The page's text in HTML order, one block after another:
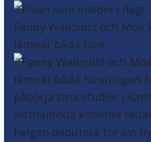
Fanny Wallquist och Moa
lämnar båda före